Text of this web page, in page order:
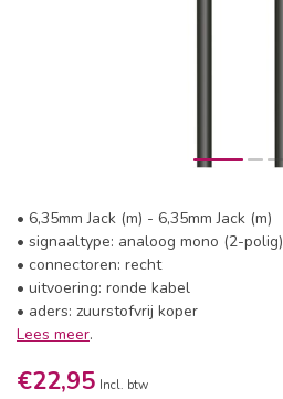
• 6,35mm Jack (m) - 6,35mm Jack (m)
• signaaltype: analoog mono (2-polig)
• connectoren: recht
• uitvoering: ronde kabel
• aders: zuurstofvrij koper
Lees meer.
€22,95 Incl. btw